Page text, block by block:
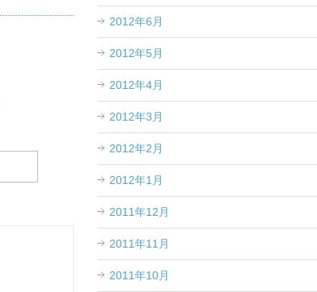
2012年6月
2012年5月
2012年4月
2012年3月
2012年2月
2012年1月
2011年12月
2011年11月
2011年10月